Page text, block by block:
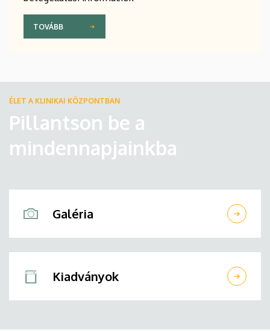
TOVÁBB
ÉLET A KLINIKAI KÖZPONTBAN
Pillantson be a
mindennapjainkba
Galéria
Kiadványok